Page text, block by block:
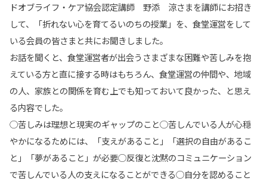
ドオブライフ・ケア協会認定講師 野添 涼さまを講師にお招き
して、「折れない心を育てるいのちの授業」を、食堂運営をして
いる会員の皆さまと共にお聞きしました。
お話を聞くと、食堂運営者が出会うさまざまな困難や苦しみを抱
えている方と直に接する時はもちろん、食堂運営の仲間や、地域
の人、家族との関係を育む上でも知っておいて良かった、と思え
る内容でした。
◯苦しみは理想と現実のギャップのこと◯苦しんでいる人が心穏
やかになるためには、「支えがあること」「選択の自由があるこ
と」「夢があること」が必要◯反復と沈黙のコミュニケーション
で苦しんでいる人の支えになることができる◯自分を認めること